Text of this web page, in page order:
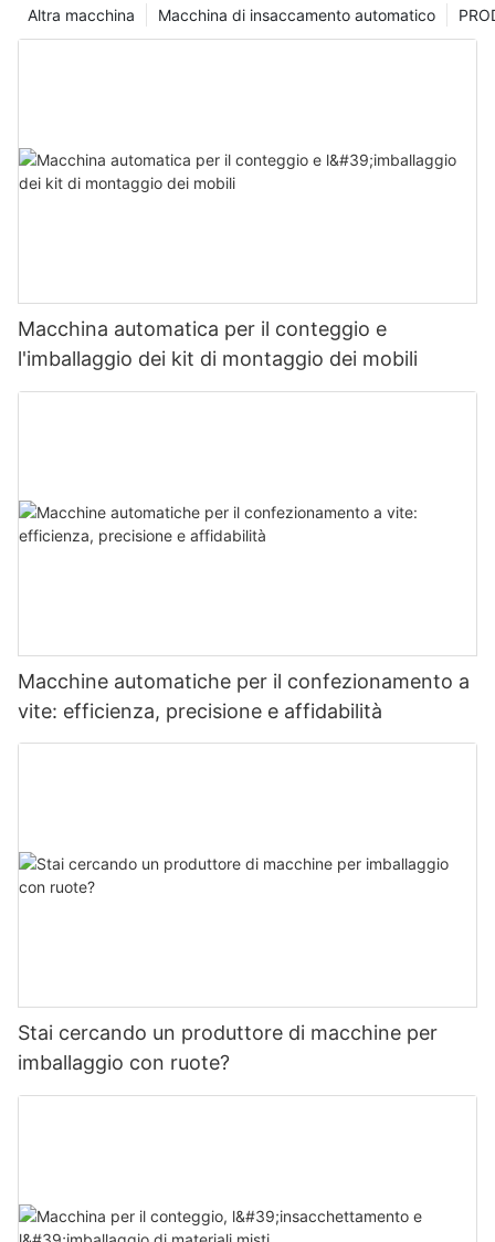
Macchina di insaccamento automatico
Altra macchina
Macchina automatica per il conteggio e
l'imballaggio dei kit di montaggio dei mobili
Macchine automatiche per il confezionamento a
vite: efficienza, precisione e affidabilità
Stai cercando un produttore di macchine per
imballaggio con ruote?